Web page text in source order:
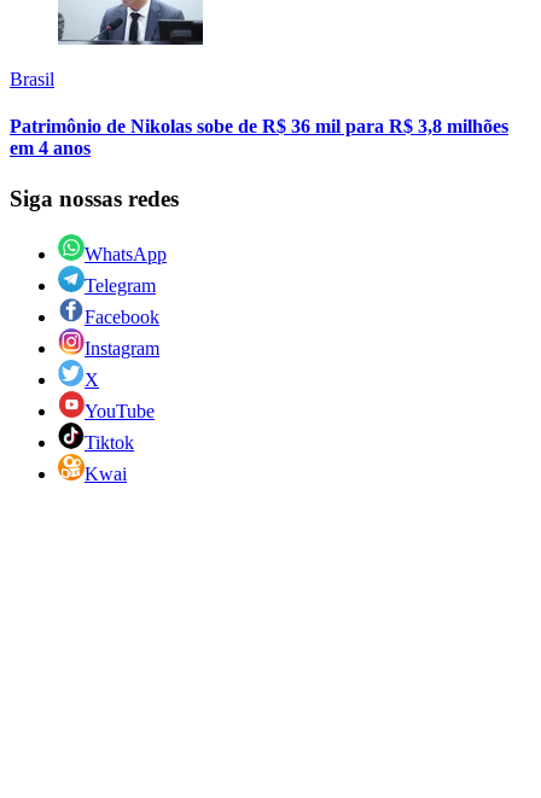
Brasil
Patrimônio de Nikolas sobe de R$ 36 mil para R$ 3,8 milhões
em 4 anos
Siga nossas redes
WhatsApp
Telegram
Facebook
Instagram
X
YouTube
Tiktok
Kwai